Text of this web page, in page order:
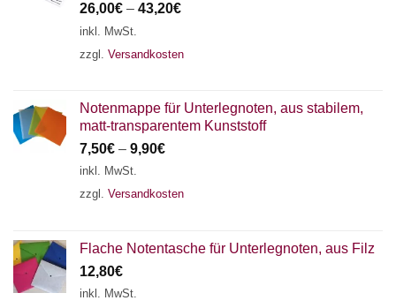
26,00€ – 43,20€
inkl. MwSt.
zzgl. Versandkosten
Notenmappe für Unterlegnoten, aus stabilem,
matt-transparentem Kunststoff
7,50€ – 9,90€
inkl. MwSt.
zzgl. Versandkosten
Flache Notentasche für Unterlegnoten, aus Filz
12,80€
inkl. MwSt.